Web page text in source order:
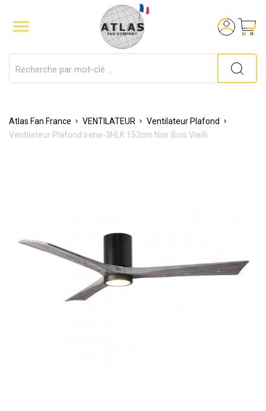

Atlas Fan France VENTILATEUR
Ventilateur Plafond
Ventilateur Plafond Irene-3HLK 152cm Noir Bois Vieilli